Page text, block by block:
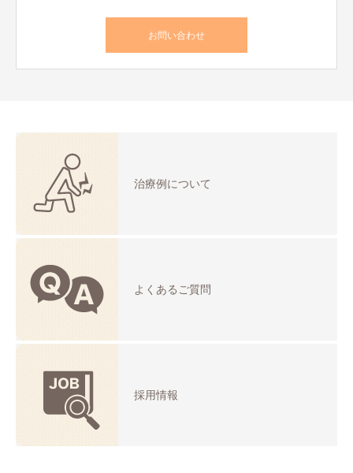
お問い合わせ
治療例について
よくあるご質問
採用情報